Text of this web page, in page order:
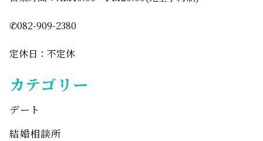
✆082-909-2380
定休日：不定休
カテゴリー
デート
結婚相談所